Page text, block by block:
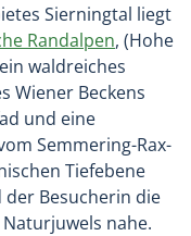
Sierningtal liegt
Randalpen, (Hohe
waldreiches
Wiener Beckens
und eine
Semmering-Rax-
Tiefebene
Besucherin die
nahe.